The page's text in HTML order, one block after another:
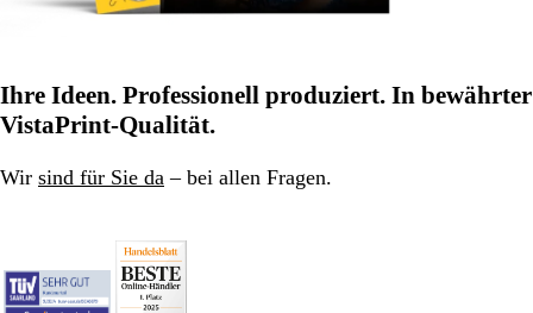
Ihre Ideen. Professionell produziert. In bewährter
VistaPrint-Qualität.
Wir sind für Sie da – bei allen Fragen.